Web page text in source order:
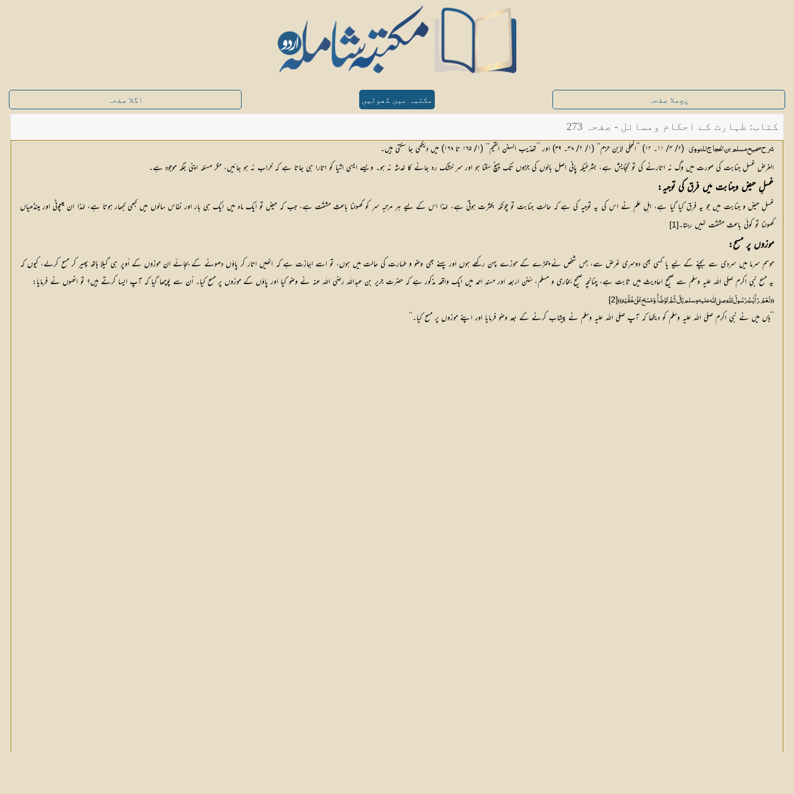
پچھلا صفحہ مکتبہ میں کھولیں اگلا صفحہ
کتاب: طہارت کے احکام ومسائل - صفحہ 273
شرح صحیح مسلم بن الحجاج للنووي‘‘ (۲/ ۴/ ۱۱۔ ۱۲) ’’المحلی لابن حزم‘‘ (۱/ ۲/ ۳۸۔ ۳۹) اور ’’تھذیب السنن القیم‘‘ (۱/ ۱۶۵ تا ۱۶۸) میں دیکھی جا سکتی ہیں۔
الغرض غسلِ جنابت کی صورت میں وِگ نہ اتارنے کی تو گنجایش ہے، بشرطیکہ پانی اصل بالوں کی جڑوں تک پہنچ سکتا ہو اور سر خشک رہ جانے کا خدشہ نہ ہو۔ ویسے ایسی اشیا کو اتارا ہی جاتا ہے کہ خراب نہ ہو جائیں، مگر مسئلہ اپنی جگہ موجود ہے۔
غسلِ حیض وجنابت میں فرق کی توجیہ:
غسلِ حیض و جنابت میں جو یہ فرق کیا گیا ہے، اہلِ علم نے اس کی یہ توجیہ کی ہے کہ حالتِ جنابت تو چونکہ بکثرت ہوتی ہے، لہٰذا اس کے لیے ہر مرتبہ سر کو کھولنا باعثِ مشقّت ہے، جب کہ حیض تو ایک ماہ میں ایک ہی بار اور نفاس سالوں میں کبھی کبھار ہوتا ہے، لہٰذا ان میںچوٹی اور مینڈھیاں
کھولنا تو کوئی باعثِ مشقّت نہیں رہتا۔[1]
موزوں پر مسح:
موسمِ سرما میں سردی سے بچنے کے لیے یا کِسی بھی دوسری غرض سے، جس شخص نے چمڑے کے موزے پہن رکھے ہوں اور پہنے بھی وضو و طہارت کی حالت میں ہوں، تو اسے اجازت ہے کہ انھیں اتار کر پاؤں دھونے کے بجائے ان موزوں کے اُوپر ہی گیلا ہاتھ پھیر کر مسح کرلے، کیوں کہ
یہ مسح نبیِ اکرم صلی اللہ علیہ وسلم سے صحیح احادیث میں ثابت ہے، چنانچہ صحیح بخاری و مسلم، سُنن اربعہ اور مسندِ احمد میں ایک واقعہ مذکور ہے کہ حضرت جریر بن عبداللہ رضی اللہ عنہ نے وضو کیا اور پاؤں کے موزوں پر مسح کیا۔ اُن سے پوچھا گیا کہ آپ ایسا کرتے ہیں؟ تو انھوں نے فرمایا:
(( نَعَمْ، رَأَیْتُ رَسُولَ اللّٰہِ صلی اللّٰه علیہ وسلم بَالَ، ثُمَّ تَوَضَّأَ، وَمَسَحَ عَلَیٰ خُفَّیْہِ ))[2]
’’ہاں میں نے نبیِ اکرم صلی اللہ علیہ وسلم کو دیکھا کہ آپ صلی اللہ علیہ وسلم نے پیشاب کرنے کے بعد وضو فرمایا اور اپنے موزوں پر مسح کیا۔‘‘